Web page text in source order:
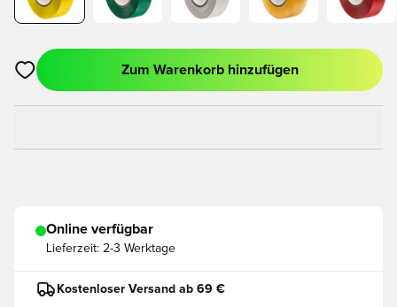
Öffnet ein neues Fenster zum Anmelden oder Registrieren
Zum Warenkorb hinzufügen
Online verfügbar
Lieferzeit: 2-3 Werktage
Kostenloser Versand ab 69 €